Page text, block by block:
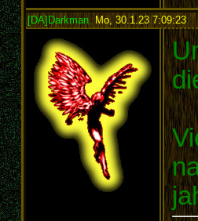
[DA]Darkman, Mo, 30.1.23 7:09:23: